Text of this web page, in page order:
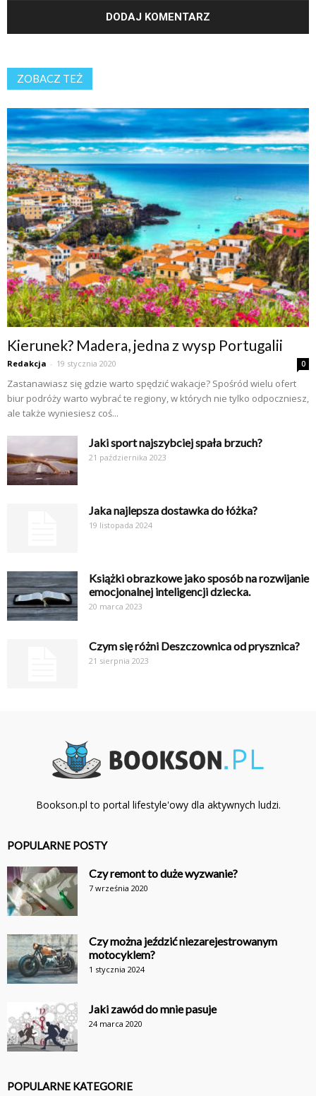
ZOBACZ TEŻ
Kierunek? Madera, jedna z wysp Portugalii
Redakcja - 19 stycznia 2020 0
Zastanawiasz się gdzie warto spędzić wakacje? Spośród wielu ofert
biur podróży warto wybrać te regiony, w których nie tylko odpoczniesz,
ale także wyniesiesz coś...
Jaki sport najszybciej spała brzuch?
21 października 2023
Jaka najlepsza dostawka do łóżka?
19 listopada 2024
Książki obrazkowe jako sposób na rozwijanie
emocjonalnej inteligencji dziecka.
20 marca 2023
Czym się różni Deszczownica od prysznica?
21 sierpnia 2023
Bookson.pl to portal lifestyle'owy dla aktywnych ludzi.
POPULARNE POSTY
Czy remont to duże wyzwanie?
7 września 2020
Czy można jeździć niezarejestrowanym
motocyklem?
1 stycznia 2024
Jaki zawód do mnie pasuje
24 marca 2020
POPULARNE KATEGORIE